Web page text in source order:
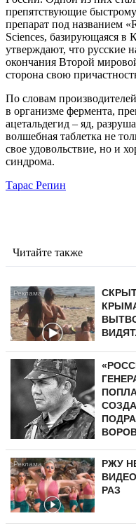
препятствующие
препарат под названием
Sciences, базирующаяся
утверждают, что русские
окончания Второй
сторона свою
По словам
в организме фермента,
ацетальдегид – яд,
волшебная таблетка не
свое удовольствие, но и
синдрома.
Тарас Репин
Читайте также
РЖУ
РАЗ